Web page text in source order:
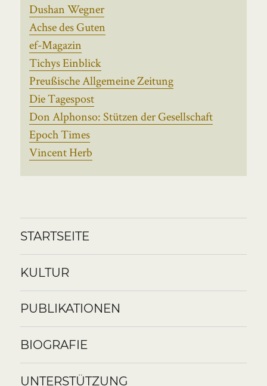
Dushan Wegner
Achse des Guten
ef-Magazin
Tichys Einblick
Preußische Allgemeine Zeitung
Die Tagespost
Don Alphonso: Stützen der Gesellschaft
Epoch Times
Vincent Herb
STARTSEITE
KULTUR
PUBLIKATIONEN
BIOGRAFIE
UNTERSTÜTZUNG